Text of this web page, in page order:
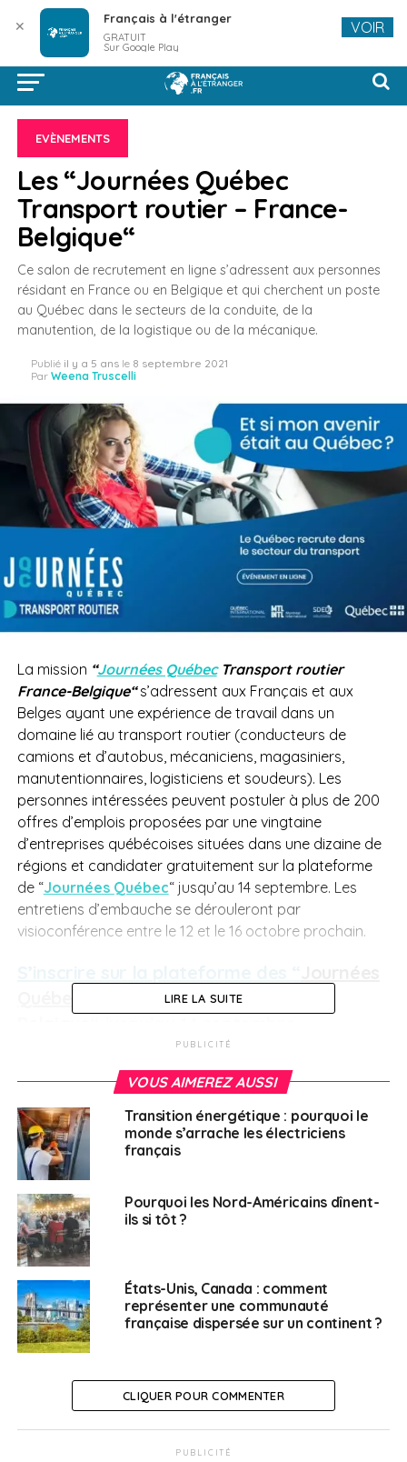
EVÈNEMENTS
Les “Journées Québec
Transport routier – France-
Belgique“
Ce salon de recrutement en ligne s’adressent aux personnes
résidant en France ou en Belgique et qui cherchent un poste
au Québec dans le secteurs de la conduite, de la
manutention, de la logistique ou de la mécanique.
Publié il y a 5 ans le 8 septembre 2021
Par Weena Truscelli
La mission “Journées QuébecTransport routier
France-Belgique“s’adressent aux Français et aux
Belges ayant une expérience de travail dans un
domaine lié au transport routier (conducteurs de
camions et d’autobus, mécaniciens, magasiniers,
manutentionnaires, logisticiens et soudeurs). Les
personnes intéressées peuvent postuler à plus de 200
offres d’emplois proposées par une vingtaine
d’entreprises québécoises situées dans une dizaine de
régions et candidater gratuitement sur la plateforme
de “Journées Québec“ jusqu’au 14 septembre. Les
entretiens d’embauche se dérouleront par
visioconférence entre le 12 et le 16 octobre prochain.
Québec Transport routier France-
ROUTIER France-Belgiquesur
Facebook!
#JQTransportRoutierFranceBelgique
Cette mission “
Journées Québec Transport routier
France-Belgique“
l’Immigration de Paris, de la Francisation et de
l’intégration, à laquelle ont contribué ses partenaires en
Europe et au Québec.
SUJETS ASSOCIÉS: CANADA EMPLOIS
FEATURED
PÔLE EMPLOI
QUÉBEC QUÉBEC (CANADA)
A SUIVRE
La Maison des Cultures du Monde présente le
LIRE LA SUITE
PUBLICITÉ
VOUS AIMEREZ AUSSI
Transition énergétique : pourquoi le
monde s’arrache les électriciens
français
Pourquoi les Nord-Américains dînent-
ils si tôt ?
États-Unis, Canada : comment
représenter une communauté
française dispersée sur un continent ?
CLIQUER POUR COMMENTER
PUBLICITÉ
✕ Français à l'étranger
GRATUIT
Sur Google Play
VOIR